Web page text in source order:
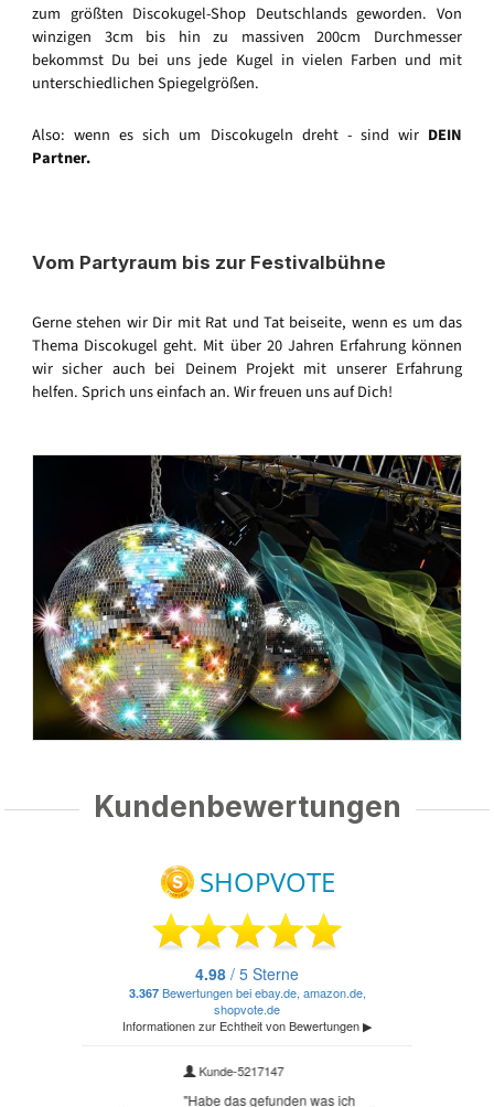
zum größten Discokugel-Shop Deutschlands geworden. Von
winzigen 3cm bis hin zu massiven 200cm Durchmesser
bekommst Du bei uns jede Kugel in vielen Farben und mit
unterschiedlichen Spiegelgrößen.
Also: wenn es sich um Discokugeln dreht - sind wir DEIN
Partner.
Vom Partyraum bis zur Festivalbühne
Gerne stehen wir Dir mit Rat und Tat beiseite, wenn es um das
Thema Discokugel geht. Mit über 20 Jahren Erfahrung können
wir sicher auch bei Deinem Projekt mit unserer Erfahrung
helfen. Sprich uns einfach an. Wir freuen uns auf Dich!
Kundenbewertungen